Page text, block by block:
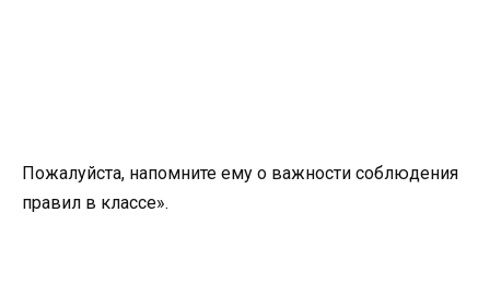
Пожалуйста, напомните ему о важности соблюдения
правил в классе».